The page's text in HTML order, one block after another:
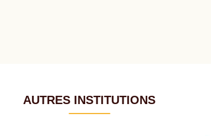
AUTRES INSTITUTIONS